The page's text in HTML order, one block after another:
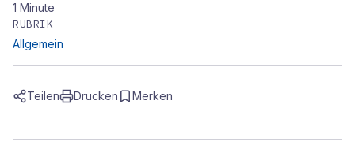
1 Minute
RUBRIK
Allgemein
Teilen Drucken Merken